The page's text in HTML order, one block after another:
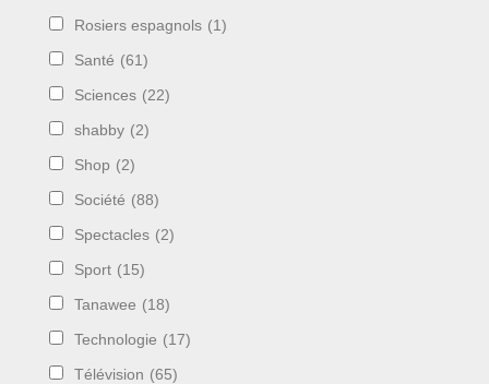
Rosiers espagnols (1)
Santé (61)
Sciences (22)
shabby (2)
Shop (2)
Société (88)
Spectacles (2)
Sport (15)
Tanawee (18)
Technologie (17)
Télévision (65)